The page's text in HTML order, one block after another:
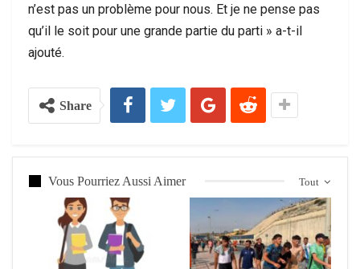
n’est pas un problème pour nous. Et je ne pense pas
qu’il le soit pour une grande partie du parti » a-t-il
ajouté.
Share
Tout
Vous Pourriez Aussi Aimer